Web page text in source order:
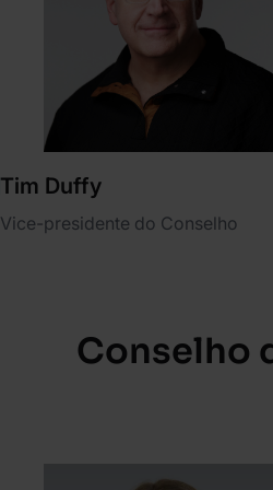
Tim Duffy
Vice-presidente do Conselho
Conselho